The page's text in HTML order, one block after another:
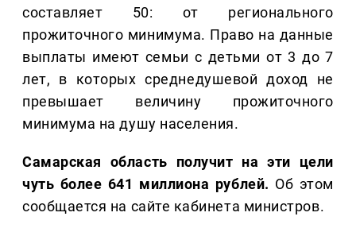
составляет 50: от регионального
прожиточного минимума. Право на данные
выплаты имеют семьи с детьми от 3 до 7
лет, в которых среднедушевой доход не
превышает величину прожиточного
минимума на душу населения.
Самарская область получит на эти цели
чуть более 641 миллиона рублей. Об этом
сообщается на сайте кабинета министров.